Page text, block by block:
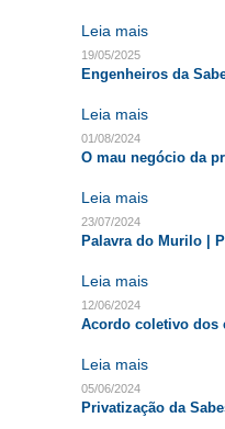
Leia mais
19/05/2025
Engenheiros da
Leia mais
01/08/2024
O mau negócio da
Leia mais
23/07/2024
Palavra do Murilo |
Leia mais
12/06/2024
Acordo coletivo dos
Leia mais
05/06/2024
Privatização da